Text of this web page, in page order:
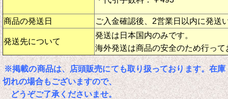
商品の発送日 ご入金確認後、2営業日以内に発送
発送先について
発送は日本国内のみです。
海外発送は商品の安全のため行って
※掲載の商品は、店頭販売にても取り扱っております。在庫
切れの場合もございますので、
どうぞご了承くださいませ。